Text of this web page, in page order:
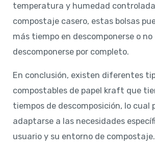
temperatura y humedad
compostaje casero, estas bolsas
más tiempo en descomponerse o no
descomponerse por completo.
En conclusión, existen diferentes
compostables de papel kraft que
tiempos de descomposición, lo cual
adaptarse a las necesidades
usuario y su entorno de compostaje.